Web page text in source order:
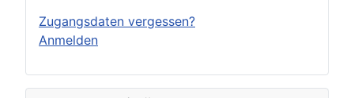
Zugangsdaten vergessen?
Anmelden